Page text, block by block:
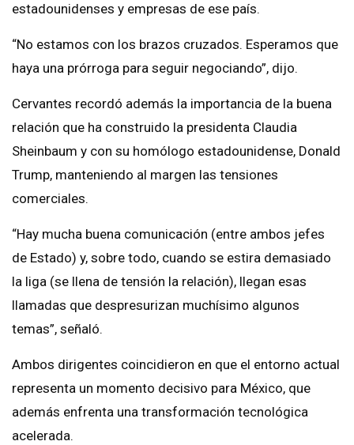
estadounidenses y empresas de ese país.
“No estamos con los brazos cruzados. Esperamos que
haya una prórroga para seguir negociando”, dijo.
Cervantes recordó además la importancia de la buena
relación que ha construido la presidenta Claudia
Sheinbaum y con su homólogo estadounidense, Donald
Trump, manteniendo al margen las tensiones
comerciales.
“Hay mucha buena comunicación (entre ambos jefes
de Estado) y, sobre todo, cuando se estira demasiado
la liga (se llena de tensión la relación), llegan esas
llamadas que despresurizan muchísimo algunos
temas”, señaló.
Ambos dirigentes coincidieron en que el entorno actual
representa un momento decisivo para México, que
además enfrenta una transformación tecnológica
acelerada.